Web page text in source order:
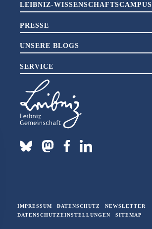
LEIBNIZ-WISSENSCHAFTSCAMPUS
PRESSE
UNSERE BLOGS
SERVICE
IMPRESSUM DATENSCHUTZ
NEWSLETTER
DATENSCHUTZEINSTELLUNGEN
SITEMAP